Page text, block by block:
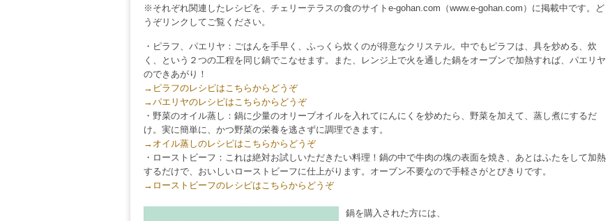
※それぞれ関連したレシピを、チェリーテラスの食のサイトe-gohan.com（www.e-gohan.com）に掲載中です。ど
うぞリンクしてご覧ください。
・ピラフ、パエリヤ：ごはんを手早く、ふっくら炊くのが得意なクリステル。中でもピラフは、具を炒める、炊
く、という２つの工程を同じ鍋でこなせます。また、レンジ上で火を通した鍋をオーブンで加熱すれば、パエリヤ
のできあがり！
→ピラフのレシピはこちらからどうぞ
→パエリヤのレシピはこちらからどうぞ
・野菜のオイル蒸し：鍋に少量のオリーブオイルを入れてにんにくを炒めたら、野菜を加えて、蒸し煮にするだ
け。実に簡単に、かつ野菜の栄養を逃さずに調理できます。
→オイル蒸しのレシピはこちらからどうぞ
・ローストビーフ：これは絶対お試しいただきたい料理！鍋の中で牛肉の塊の表面を焼き、あとはふたをして加熱
するだけで、おいしいローストビーフに仕上がります。オーブン不要なので手軽さがとびきりです。
→ローストビーフのレシピはこちらからどうぞ
鍋を購入された方には、